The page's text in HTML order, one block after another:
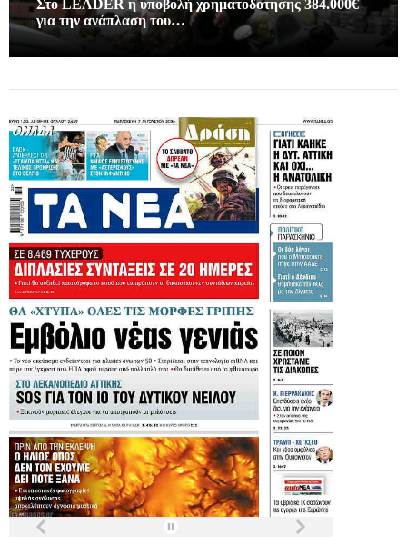
Στο LEADER η υποβολή χρηματοδοτησης 384.000€
για την ανάπλαση του…